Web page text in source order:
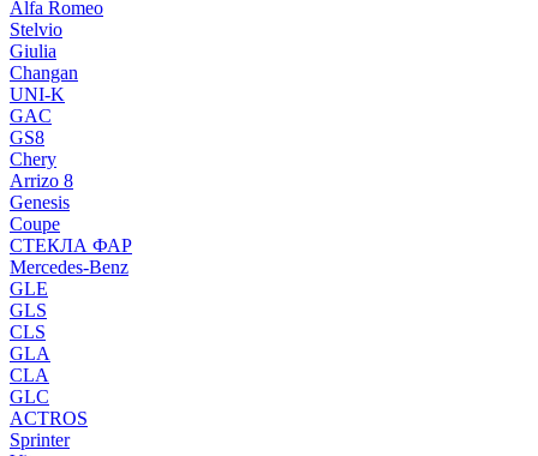
Alfa Romeo
Stelvio
Giulia
Changan
UNI-K
GAC
GS8
Chery
Arrizo 8
Genesis
Coupe
СТЕКЛА ФАР
Mercedes-Benz
GLE
GLS
CLS
GLA
CLA
GLC
ACTROS
Sprinter